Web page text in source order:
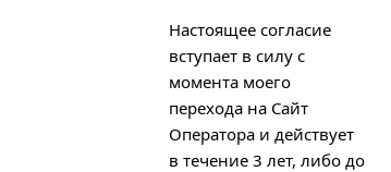
Настоящее согласие
вступает в силу с
момента моего
перехода на Сайт
Оператора и действует
в течение 3 лет, либо до